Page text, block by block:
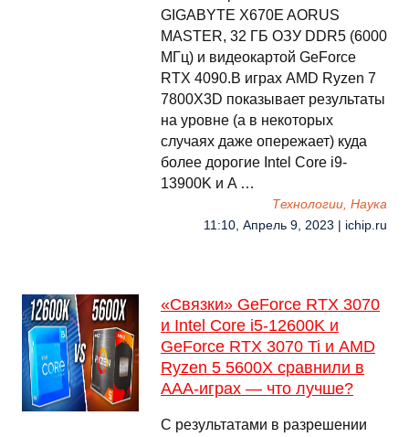
GIGABYTE X670E AORUS
MASTER, 32 ГБ ОЗУ DDR5 (6000
МГц) и видеокартой GeForce
RTX 4090.В играх AMD Ryzen 7
7800X3D показывает результаты
на уровне (а в некоторых
случаях даже опережает) куда
более дорогие Intel Core i9-
13900K и A …
Технологии, Наука
11:10, Апрель 9, 2023 | ichip.ru
«Связки» GeForce RTX 3070
и Intel Core i5-12600K и
GeForce RTX 3070 Ti и AMD
Ryzen 5 5600X сравнили в
ААА-играх — что лучше?
С результатами в разрешении